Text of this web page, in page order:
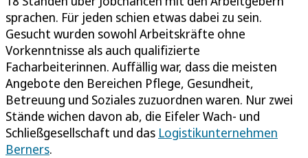
sprachen. Für jeden schien etwas dabei zu sein.
Gesucht wurden sowohl Arbeitskräfte ohne
Vorkenntnisse als auch qualifizierte
Facharbeiterinnen. Auffällig war, dass die meisten
Angebote den Bereichen Pflege, Gesundheit,
Betreuung und Soziales zuzuordnen waren. Nur zwei
Stände wichen davon ab, die Eifeler Wach- und
Schließgesellschaft und das Logistikunternehmen
Berners.